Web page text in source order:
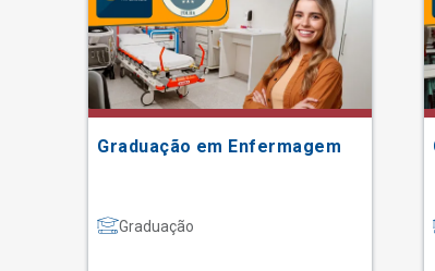
Graduação em Enfermagem
Graduação